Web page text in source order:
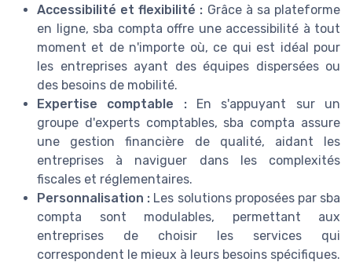
Accessibilité et flexibilité : Grâce à sa plateforme
en ligne, sba compta offre une accessibilité à tout
moment et de n'importe où, ce qui est idéal pour
les entreprises ayant des équipes dispersées ou
des besoins de mobilité.
Expertise comptable :En s'appuyant sur un
groupe d'experts comptables, sba compta assure
une gestion financière de qualité, aidant les
entreprises à naviguer dans les complexités
fiscales et réglementaires.
Personnalisation : Les solutions proposées par sba
compta sont modulables, permettant aux
entreprises de choisir les services qui
correspondent le mieux à leurs besoins spécifiques.